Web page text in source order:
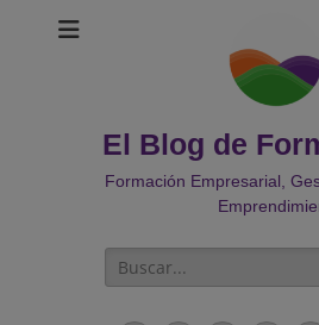
El Blog de
Formación Empresarial,
Buscar: